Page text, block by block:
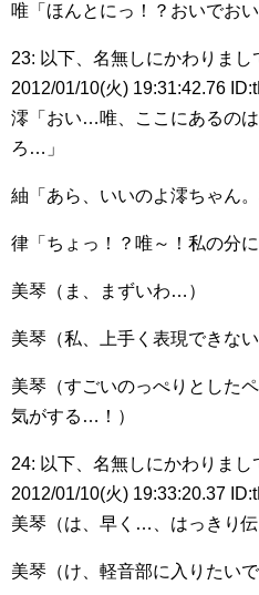
唯「ほんとにっ！？おいでお
23: 以下、名無しにかわりま
2012/01/10(火) 19:31:42.76
澪「おい…唯、ここにあるの
ろ…」
紬「あら、いいのよ澪ちゃん
律「ちょっ！？唯～！私の分
美琴（ま、まずいわ…）
美琴（私、上手く表現できな
美琴（すごいのっぺりとした
気がする…！）
24: 以下、名無しにかわりま
2012/01/10(火) 19:33:20.37
美琴（は、早く…、はっきり
美琴（け、軽音部に入りたい